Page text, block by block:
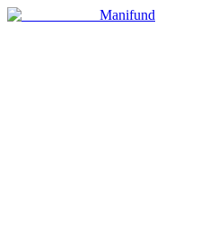
Manifund